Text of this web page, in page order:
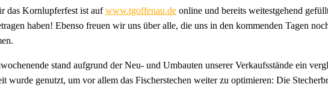
das Kornlupferfest ist aufwww.tgoffenau.de online und bereits weitestgehend
haben! Ebenso freuen wir uns über alle, die uns in den kommenden Tagen
stand aufgrund der Neu- und Umbauten unserer Verkaufsstände ein
wurde genutzt, um vor allem das Fischerstechen weiter zu optimieren: Die